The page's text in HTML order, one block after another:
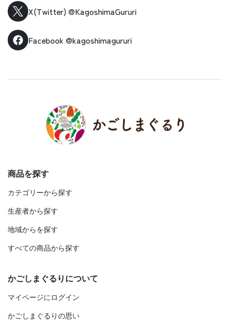
X(Twitter) @KagoshimaGururi
Facebook @kagoshimagururi
商品を探す
カテゴリーから探す
生産者から探す
地域からを探す
すべての商品から探す
かごしまぐるりについて
マイページにログイン
かごしまぐるりの思い